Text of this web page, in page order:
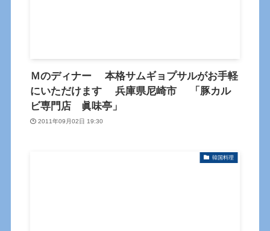
Ｍのディナー 本格サムギョプサルがお手軽
にいただけます 兵庫県尼崎市 「豚カル
ビ専門店 眞味亭」
2011年09月02日 19:30
韓国料理